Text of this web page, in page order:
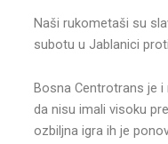
Naši rukometaši su
subotu u Jablanici
Bosna Centrotrans je
da nisu imali visoku
ozbiljna igra ih je